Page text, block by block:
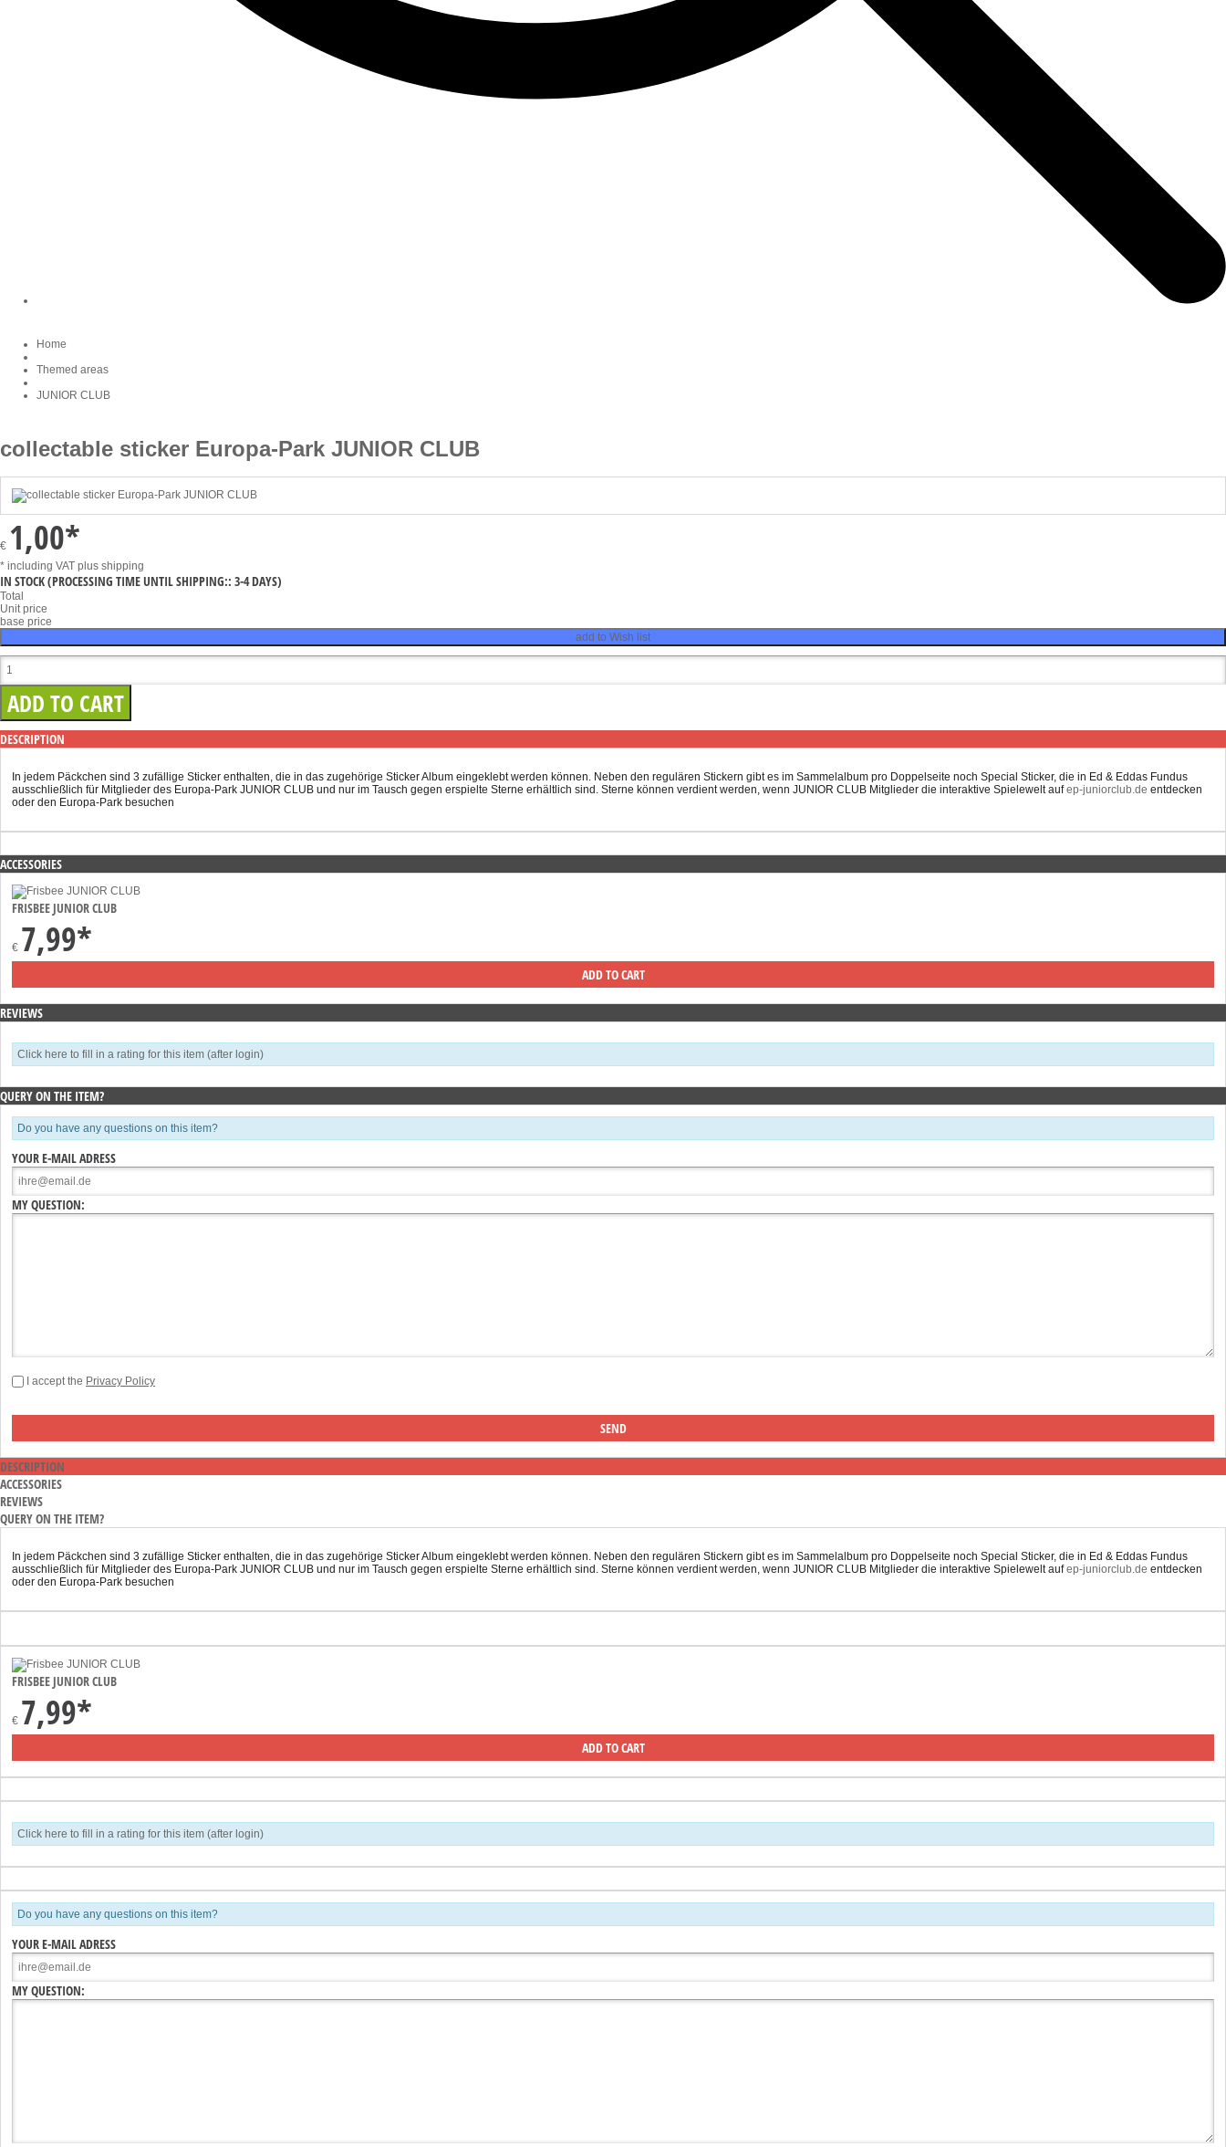
Home
Themed areas
JUNIOR CLUB
collectable sticker Europa-Park JUNIOR CLUB
€ 1,00*
* including VAT plus shipping
IN STOCK(PROCESSING TIME UNTIL SHIPPING:: 3-4 DAYS)
Total
Unit price
base price
add to Wish list
DESCRIPTION
In jedem Päckchen sind 3 zufällige Sticker enthalten, die in das zugehörige Sticker Album eingeklebt werden können. Neben den regulären Stickern gibt es im Sammelalbum pro Doppelseite noch Special Sticker, die in Ed & Eddas Fundus
ausschließlich für Mitglieder des Europa-Park JUNIOR CLUB und nur im Tausch gegen erspielte Sterne erhältlich sind. Sterne können verdient werden, wenn JUNIOR CLUB Mitglieder die interaktive Spielewelt aufep-juniorclub.de entdecken
oder den Europa-Park besuchen
ACCESSORIES
FRISBEE JUNIOR CLUB
€ 7,99*
REVIEWS
Click here to fill in a rating for this item (after login)
QUERY ON THE ITEM?
Do you have any questions on this item?
YOUR E-MAIL ADRESS
MY QUESTION:
I accept the Privacy Policy
DESCRIPTION
ACCESSORIES
REVIEWS
QUERY ON THE ITEM?
In jedem Päckchen sind 3 zufällige Sticker enthalten, die in das zugehörige Sticker Album eingeklebt werden können. Neben den regulären Stickern gibt es im Sammelalbum pro Doppelseite noch Special Sticker, die in Ed & Eddas Fundus
ausschließlich für Mitglieder des Europa-Park JUNIOR CLUB und nur im Tausch gegen erspielte Sterne erhältlich sind. Sterne können verdient werden, wenn JUNIOR CLUB Mitglieder die interaktive Spielewelt aufep-juniorclub.de entdecken
oder den Europa-Park besuchen
FRISBEE JUNIOR CLUB
€ 7,99*
Click here to fill in a rating for this item (after login)
Do you have any questions on this item?
YOUR E-MAIL ADRESS
MY QUESTION: